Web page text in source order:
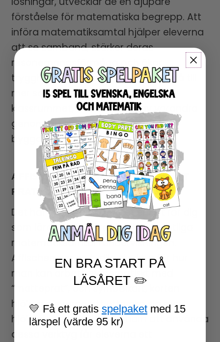
förståelse för matematiska begrepp. Att
införa matematiksamtal hjälper eleverna
att se samband, stärker deras
resonemangsförmåga och ökar
tryggheten i ämnet. Det bidrar också till
mer samarbete och reflektion i
klassrummet, där elever lär av varandra
genom att lyssna, ställa frågor och
bygga vidare på varandras idéer.
AFFISCH OCH SYMBOLKORT FÖR ATT
PRATA MATEMATIK
Det här materialet gör det enkelt för dig
som lärare att införa dagliga, muntliga
matematiksamtal i undervisningen.
Affischen ger en tydlig struktur för hur
man kan arbeta systematiskt med
“matteprat”, och symbolkort, korten
hjälper eleverna att uttrycka sig med
hjälp av handtecken. Genom att använda
dessa verktyg får eleverna ett
EN BRA START PÅ
LÄSÅRET ✏️
💛 Få ett gratis spelpaket med 15
lärspel (värde 95 kr)